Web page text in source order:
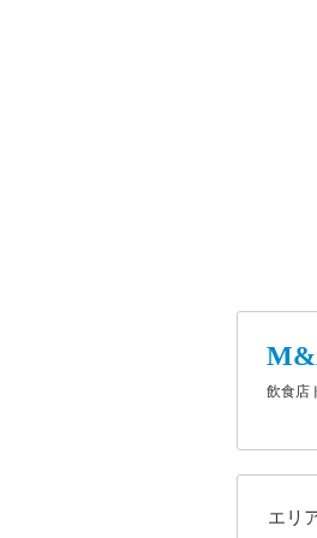
飲食店
エリ